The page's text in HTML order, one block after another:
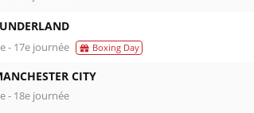
- 17e journée Boxing Day
CITY
- 18e journée